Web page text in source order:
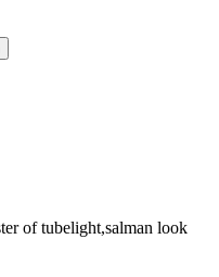
of tubelight,salman look